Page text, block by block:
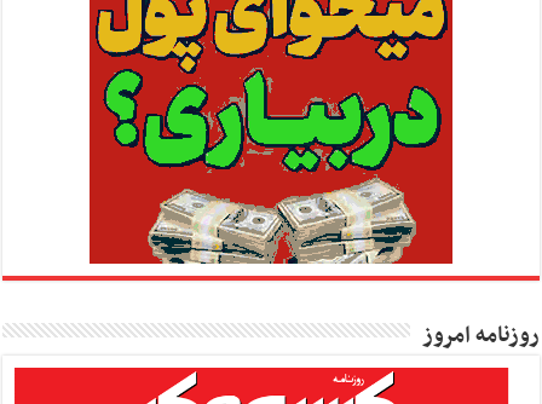
روزنامه امروز